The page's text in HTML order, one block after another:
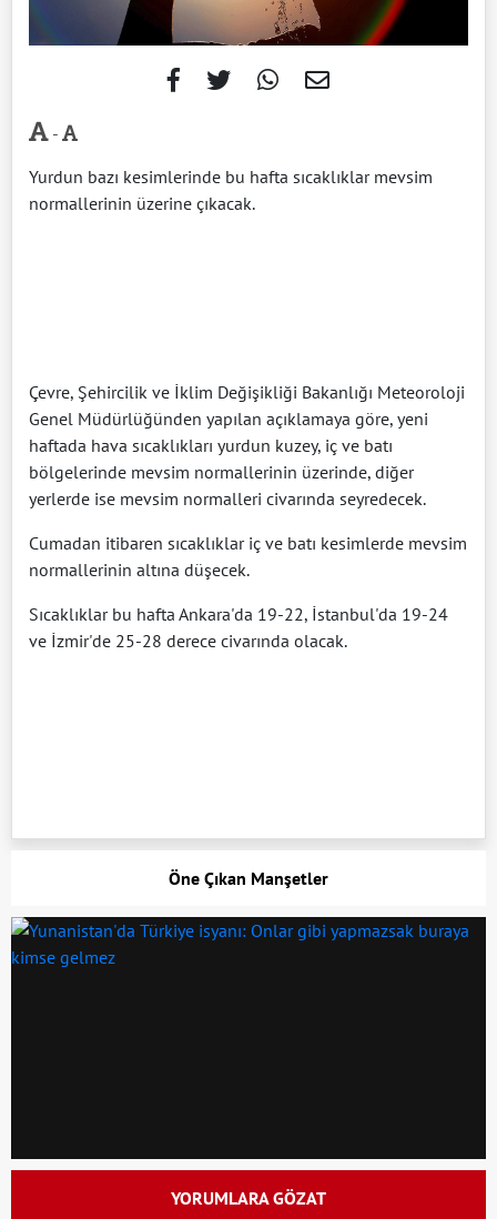
-
Yurdun bazı kesimlerinde bu hafta sıcaklıklar mevsim
normallerinin üzerine çıkacak.
Çevre, Şehircilik ve İklim Değişikliği Bakanlığı Meteoroloji
Genel Müdürlüğünden yapılan açıklamaya göre, yeni
haftada hava sıcaklıkları yurdun kuzey, iç ve batı
bölgelerinde mevsim normallerinin üzerinde, diğer
yerlerde ise mevsim normalleri civarında seyredecek.
Cumadan itibaren sıcaklıklar iç ve batı kesimlerde mevsim
normallerinin altına düşecek.
Sıcaklıklar bu hafta Ankara'da 19-22, İstanbul'da 19-24
ve İzmir'de 25-28 derece civarında olacak.
Öne Çıkan Manşetler
YORUMLARA GÖZAT